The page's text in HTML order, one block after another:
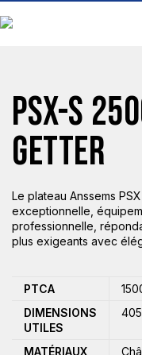
PSX-S
GETTER
Le plateau Anssems
exceptionnelle,
professionnelle,
plus exigeants avec
PTCA
DIMENSIONS
UTILES
MATÉRIAUX